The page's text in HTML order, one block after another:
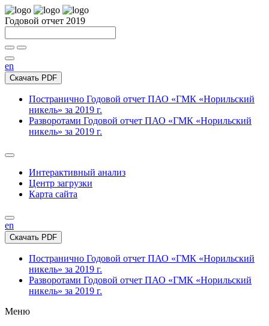
Годовой отчет 2019
en
Скачать PDF
Постранично Годовой отчет ПАО «ГМК «Норильский
никель» за 2019 г.
Разворотами Годовой отчет ПАО «ГМК «Норильский
никель» за 2019 г.
Интерактивный анализ
Центр загрузки
Карта сайта
en
Скачать PDF
Постранично Годовой отчет ПАО «ГМК «Норильский
никель» за 2019 г.
Разворотами Годовой отчет ПАО «ГМК «Норильский
никель» за 2019 г.
Меню